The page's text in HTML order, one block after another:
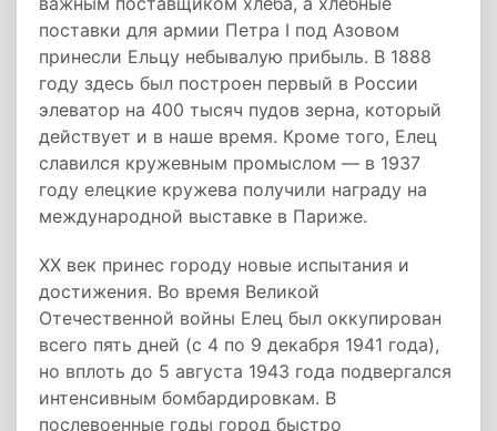
поставки для армии Петра I под Азовом
принесли Ельцу небывалую прибыль. В 1888
году здесь был построен первый в России
элеватор на 400 тысяч пудов зерна, который
действует и в наше время. Кроме того, Елец
славился кружевным промыслом — в 1937
году елецкие кружева получили награду на
международной выставке в Париже.
XX век принес городу новые испытания и
достижения. Во время Великой
Отечественной войны Елец был оккупирован
всего пять дней (с 4 по 9 декабря 1941 года),
но вплоть до 5 августа 1943 года подвергался
интенсивным бомбардировкам. В
послевоенные годы город быстро